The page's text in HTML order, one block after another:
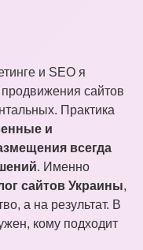
и SEO я
сайтов
Практика
и
всегда
. Именно
сайтов Украины,
а на результат. В
кому подходит